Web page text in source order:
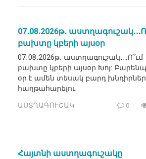
07․08․2026թ․
բախտը կբերի այսօր
07․08․2026թ․ աստղագուշակ․․․Ո՞ւմ
բախտը կբերի այսօր Խոյ:
օր է ամեն տեսակ բարդ խնդիրներ
հաղթահարելու
ԱՍՏՂԱԳՈՒՇԱԿ 0
Հայտնի աստղագուշակը